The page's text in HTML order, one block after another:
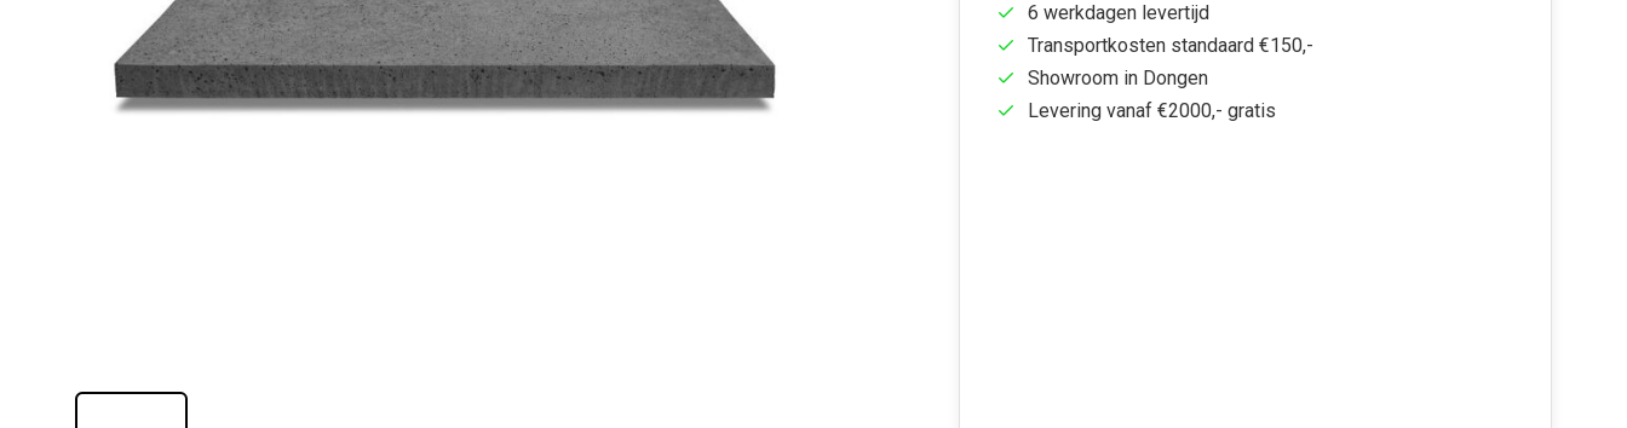
6 werkdagen levertijd
Transportkosten standaard €150,-
Showroom in Dongen
Levering vanaf €2000,- gratis